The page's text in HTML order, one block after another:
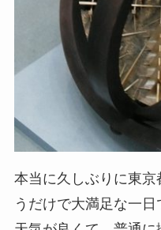
本当に久しぶりに東
うだけで大満足な一